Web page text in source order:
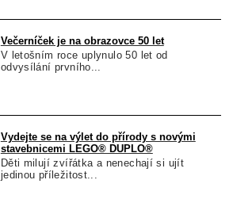
Večerníček je na obrazovce 50 let
V letošním roce uplynulo 50 let od
odvysílání prvního...
Vydejte se na výlet do přírody s novými
stavebnicemi LEGO® DUPLO®
Děti milují zvířátka a nenechají si ujít
jedinou příležitost...